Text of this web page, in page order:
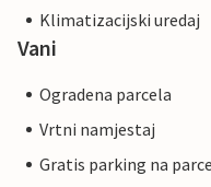
Klimatizacijski uredaj
Vani
Ogradena parcela
Vrtni namjestaj
Gratis parking na